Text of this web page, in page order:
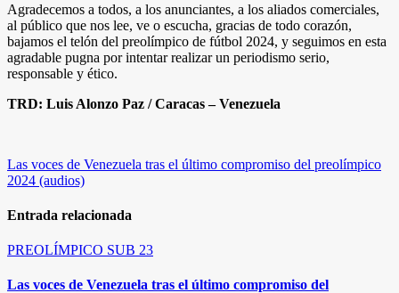
Agradecemos a todos, a los anunciantes, a los aliados comerciales,
al público que nos lee, ve o escucha, gracias de todo corazón,
bajamos el telón del preolímpico de fútbol 2024, y seguimos en esta
agradable pugna por intentar realizar un periodismo serio,
responsable y ético.
TRD: Luis Alonzo Paz / Caracas – Venezuela
Navegación
de
entradas
Las voces de Venezuela tras el último compromiso del preolímpico
2024 (audios)
Entrada relacionada
PREOLÍMPICO SUB 23
Las voces de Venezuela tras el último compromiso del